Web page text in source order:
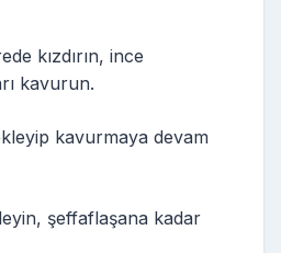
kızdırın, ince
kavurun.
kavurmaya devam
şeffaflaşana kadar